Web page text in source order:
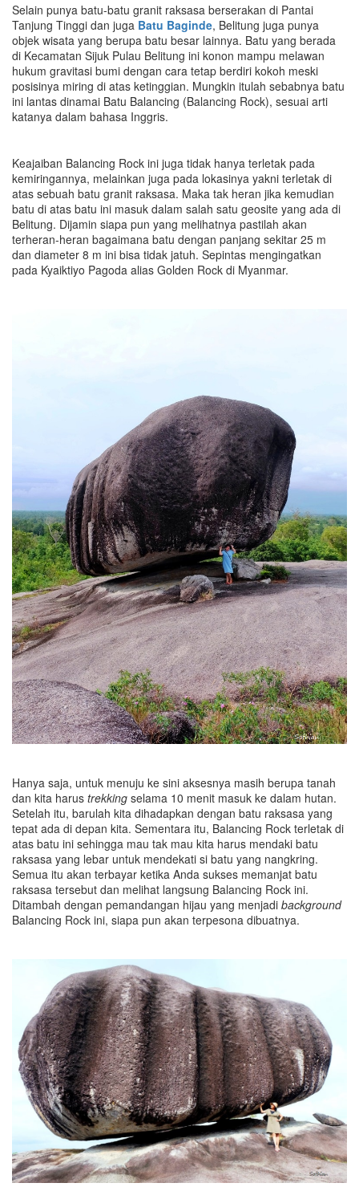
Selain punya batu-batu granit raksasa berserakan di Pantai
Tanjung Tinggi dan juga Batu Baginde, Belitung juga punya
objek wisata yang berupa batu besar lainnya. Batu yang berada
di Kecamatan Sijuk Pulau Belitung ini konon mampu melawan
hukum gravitasi bumi dengan cara tetap berdiri kokoh meski
posisinya miring di atas ketinggian. Mungkin itulah sebabnya batu
ini lantas dinamai Batu Balancing (Balancing Rock), sesuai arti
katanya dalam bahasa Inggris.
Keajaiban Balancing Rock ini juga tidak hanya terletak pada
kemiringannya, melainkan juga pada lokasinya yakni terletak di
atas sebuah batu granit raksasa. Maka tak heran jika kemudian
batu di atas batu ini masuk dalam salah satu geosite yang ada di
Belitung. Dijamin siapa pun yang melihatnya pastilah akan
terheran-heran bagaimana batu dengan panjang sekitar 25 m
dan diameter 8 m ini bisa tidak jatuh. Sepintas mengingatkan
pada Kyaiktiyo Pagoda alias Golden Rock di Myanmar.
Hanya saja, untuk menuju ke sini aksesnya masih berupa tanah
dan kita harus trekking selama 10 menit masuk ke dalam hutan.
Setelah itu, barulah kita dihadapkan dengan batu raksasa yang
tepat ada di depan kita. Sementara itu, Balancing Rock terletak di
atas batu ini sehingga mau tak mau kita harus mendaki batu
raksasa yang lebar untuk mendekati si batu yang nangkring.
Semua itu akan terbayar ketika Anda sukses memanjat batu
raksasa tersebut dan melihat langsung Balancing Rock ini.
Ditambah dengan pemandangan hijau yang menjadi background
Balancing Rock ini, siapa pun akan terpesona dibuatnya.